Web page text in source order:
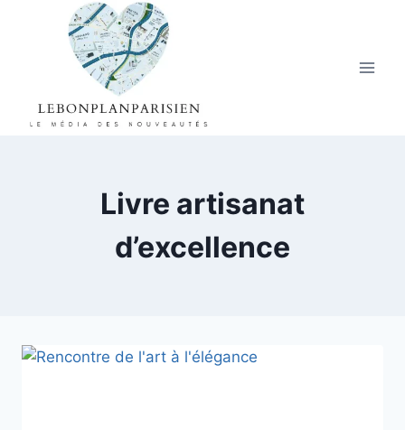
Livre artisanat
d’excellence